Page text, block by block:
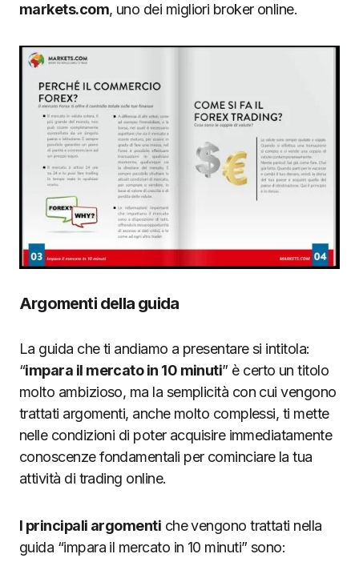
markets.com, uno dei migliori broker online.
Argomenti della guida
La guida che ti andiamo a presentare si intitola:
“impara il mercato in 10 minuti” è certo un titolo
molto ambizioso, ma la semplicità con cui vengono
trattati argomenti, anche molto complessi, ti mette
nelle condizioni di poter acquisire immediatamente
conoscenze fondamentali per cominciare la tua
attività di trading online.
I principali argomenti che vengono trattati nella
guida “impara il mercato in 10 minuti” sono: